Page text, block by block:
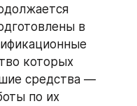
которых
по их